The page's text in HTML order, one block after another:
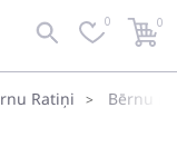
0 0
Ratiņi Bērnu